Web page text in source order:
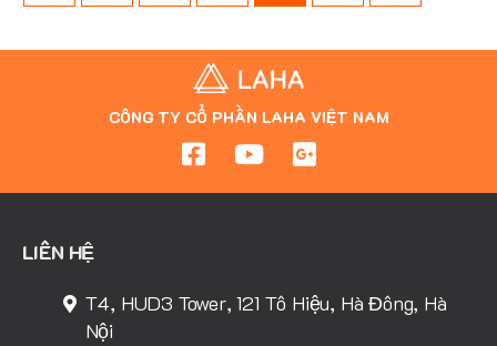
CÔNG TY CỔ PHẦN LAHA VIỆT NAM
LIÊN HỆ
T4, HUD3 Tower, 121 Tô Hiệu, Hà Đông, Hà
Nội